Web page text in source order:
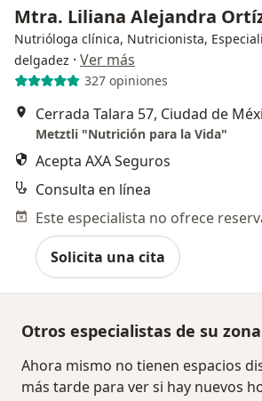
Mtra. Liliana Alejandra
Nutrióloga clínica, Nutricionista,
delgadez · Ver más
327 opiniones
Cerrada Talara 57, Ciudad de
Metztli "Nutrición para la Vida"
Acepta AXA Seguros
Consulta en línea
Solicita una cita
Otros especialistas de su zona
Ahora mismo no tienen espacios
más tarde para ver si hay nuevos